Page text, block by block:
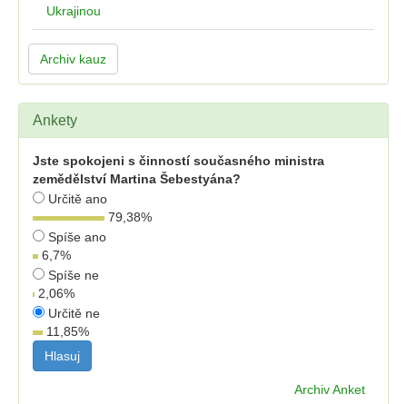
Ukrajinou
Archiv kauz
Ankety
Jste spokojeni s činností současného ministra
zemědělství Martina Šebestyána?
Určitě ano
79,38%
Spíše ano
6,7%
Spíše ne
2,06%
Určitě ne
11,85%
Archiv Anket